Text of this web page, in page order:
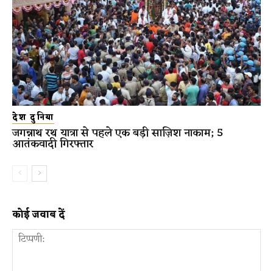
देश दुनिया
जगन्नाथ रथ यात्रा से पहले एक बड़ी साज़िश नाकाम; 5
आतंकवादी गिरफ्तार
कोई जवाब दें